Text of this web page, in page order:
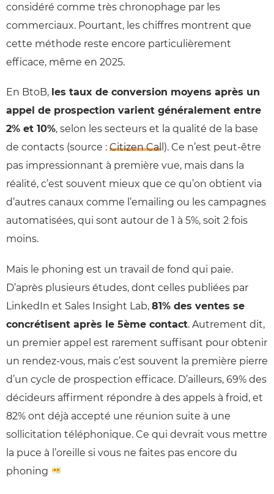
considéré comme très chronophage par les
commerciaux. Pourtant, les chiffres montrent que
cette méthode reste encore particulièrement
efficace, même en 2025.
En BtoB, les taux de conversion moyens après un
appel de prospection varient généralement entre
2% et 10%, selon les secteurs et la qualité de la base
de contacts (source : Citizen Call ). Ce n’est peut-être
pas impressionnant à première vue, mais dans la
réalité, c’est souvent mieux que ce qu’on obtient via
d’autres canaux comme l’emailing ou les campagnes
automatisées, qui sont autour de 1 à 5%, soit 2 fois
moins.
Mais le phoning est un travail de fond qui paie.
D’après plusieurs études, dont celles publiées par
LinkedIn et Sales Insight Lab, 81% des ventes se
concrétisent après le 5ème contact. Autrement dit,
un premier appel est rarement suffisant pour obtenir
un rendez-vous, mais c’est souvent la première pierre
d’un cycle de prospection efficace. D’ailleurs, 69% des
décideurs affirment répondre à des appels à froid, et
82% ont déjà accepté une réunion suite à une
sollicitation téléphonique. Ce qui devrait vous mettre
la puce à l’oreille si vous ne faites pas encore du
phoning